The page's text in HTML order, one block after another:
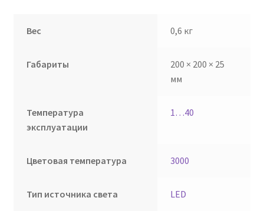
Вес 0,6 кг
Габариты
200 × 200 × 25
мм
Температура
эксплуатации
1…40
Цветовая температура 3000
Тип источника света LED